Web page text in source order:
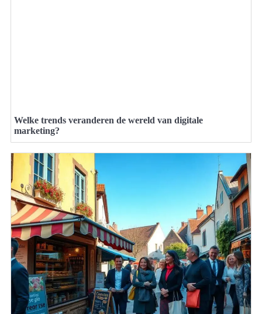
Welke trends veranderen de wereld van digitale
marketing?